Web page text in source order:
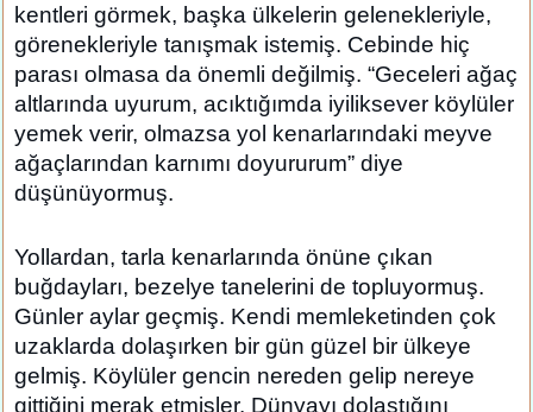
kentleri görmek, başka ülkelerin gelenekleriyle,
görenekleriyle tanışmak istemiş. Cebinde hiç
parası olmasa da önemli değilmiş. “Geceleri ağaç
altlarında uyurum, acıktığımda iyiliksever köylüler
yemek verir, olmazsa yol kenarlarındaki meyve
ağaçlarından karnımı doyururum” diye
düşünüyormuş.
Yollardan, tarla kenarlarında önüne çıkan
buğdayları, bezelye tanelerini de topluyormuş.
Günler aylar geçmiş. Kendi memleketinden çok
uzaklarda dolaşırken bir gün güzel bir ülkeye
gelmiş. Köylüler gencin nereden gelip nereye
gittiğini merak etmişler. Dünyayı dolaştığını